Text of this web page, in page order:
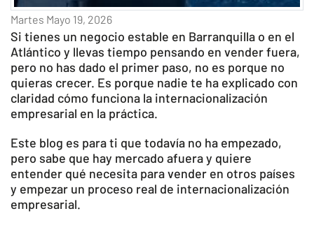
Martes Mayo 19, 2026
Si tienes un negocio estable en Barranquilla o en el
Atlántico y llevas tiempo pensando en vender fuera,
pero no has dado el primer paso, no es porque no
quieras crecer. Es porque nadie te ha explicado con
claridad cómo funciona la internacionalización
empresarial en la práctica.
Este blog es para ti que todavía no ha empezado,
pero sabe que hay mercado afuera y quiere
entender qué necesita para vender en otros países
y empezar un proceso real de internacionalización
empresarial.